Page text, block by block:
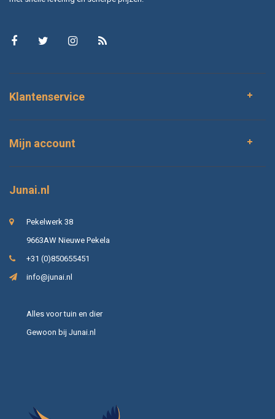
Klantenservice
Mijn account
Junai.nl
Pekelwerk 38
9663AW Nieuwe Pekela
+31 (0)850655451
info@junai.nl
Alles voor tuin en dier
Gewoon bij Junai.nl